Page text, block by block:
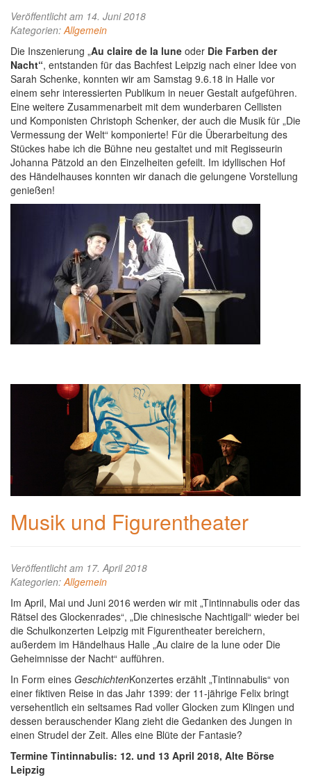
Veröffentlicht am 14. Juni 2018
Kategorien:Allgemein
Die Inszenierung „Au claire de la lune oder Die Farben der
Nacht“, entstanden für das Bachfest Leipzig nach einer Idee von
Sarah Schenke, konnten wir am Samstag 9.6.18 in Halle vor
einem sehr interessierten Publikum in neuer Gestalt aufgeführen.
Eine weitere Zusammenarbeit mit dem wunderbaren Cellisten
und Komponisten Christoph Schenker, der auch die Musik für „Die
Vermessung der Welt“ komponierte! Für die Überarbeitung des
Stückes habe ich die Bühne neu gestaltet und mit Regisseurin
Johanna Pätzold an den Einzelheiten gefeilt. Im idyllischen Hof
des Händelhauses konnten wir danach die gelungene Vorstellung
genießen!
Musik und Figurentheater
Veröffentlicht am 17. April 2018
Kategorien: Allgemein
Im April, Mai und Juni 2016 werden wir mit „Tintinnabulis oder das
Rätsel des Glockenrades“, „Die chinesische Nachtigall“ wieder bei
die Schulkonzerten Leipzig mit Figurentheater bereichern,
außerdem im Händelhaus Halle „Au claire de la lune oder Die
Geheimnisse der Nacht“ aufführen.
In Form eines GeschichtenKonzertes erzählt „Tintinnabulis“ von
einer fiktiven Reise in das Jahr 1399: der 11-jährige Felix bringt
versehentlich ein seltsames Rad voller Glocken zum Klingen und
dessen berauschender Klang zieht die Gedanken des Jungen in
einen Strudel der Zeit. Alles eine Blüte der Fantasie?
Termine Tintinnabulis: 12. und 13 April 2018, Alte Börse
Leipzig